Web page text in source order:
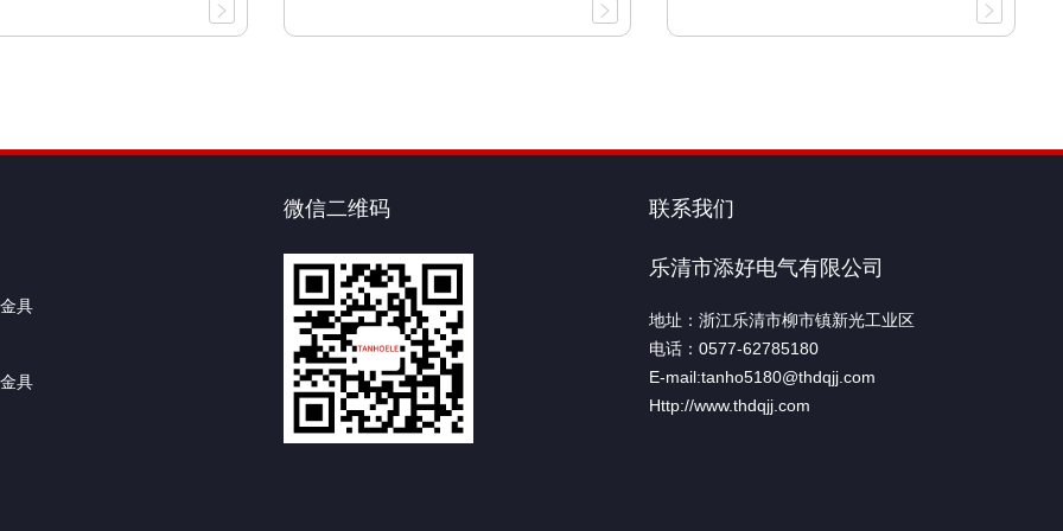
具
具
微信二维码 联系我们
乐清市添好电气有限公司
地址：浙江乐清市柳市镇新光工业区
电话：0577-62785180
E-mail:tanho5180@thdqjj.com
Http://www.thdqjj.com